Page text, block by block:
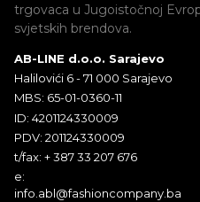
trgovaca u Jugoistočnoj
svjetskih brendova.
AB-LINE d.o.o. Sarajevo
Halilovići 6 - 71 000 Sarajevo
MBS: 65-01-0360-11
ID: 4201124330009
PDV: 201124330009
t/fax: + 387 33 207 676
e:
info.abl@fashioncompany.ba